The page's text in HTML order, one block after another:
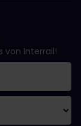
von Interrail!